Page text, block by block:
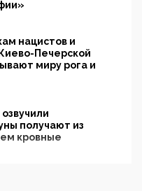
нацистов и
Печерской
миру рога и
получают из
кровные